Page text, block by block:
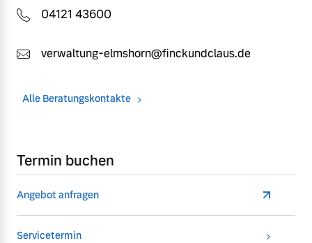
04121 43600
verwaltung-elmshorn@finckundclaus.de
Alle Beratungskontakte
Termin buchen
Angebot anfragen
Servicetermin